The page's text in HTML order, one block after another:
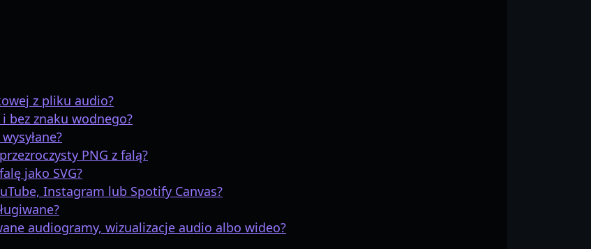
z pliku audio?
bez znaku wodnego?
PNG z falą?
jako SVG?
Instagram lub Spotify Canvas?
audiogramy, wizualizacje audio albo wideo?